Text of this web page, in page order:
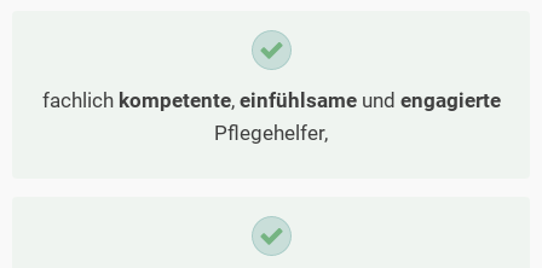
fachlich kompetente, einfühlsameund engagierte
Pflegehelfer,